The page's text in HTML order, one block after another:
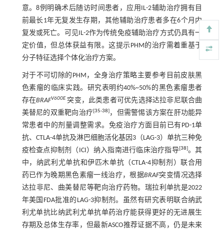
意。8例明确术后随访时间患者，应用IL-2辅助治疗拥有目
前最长1年无复发生存期，其他辅助治疗患者多在6个月内
复发或死亡。可见IL-2作为传统免疫辅助治疗方式仍具有一
定价值，但总体获益有限。这提示PHM的治疗需着重基于
分子特征选择个体化治疗方案。
对于不可切除的PHM，全身治疗策略主要参考目前皮肤黑
色素瘤的临床实践。研究表明约40%~50%的黑色素瘤患者
存在BRAFV600E 突变，此类患者可优先选择达拉非尼联合曲
美替尼的双重靶向治疗[35-38] ，但需警惕该方案在肝功能异
常患者中的剂量调整需求。免疫治疗方面目前已有PD-1单
抗、CTLA-4单抗及淋巴细胞活化基因3（LAG-3）单抗三种免
疫检查点抑制剂（ICI）纳入指南进行临床治疗指导[38]。其
中，纳武利尤单抗和伊匹木单抗（CTLA-4抑制剂）联合用
药已作为晚期黑色素瘤一线治疗，根据BRAF突变情况选择
达拉非尼、曲美替尼等靶向治疗药物。瑞拉利单抗是2022
年美国FDA批准的LAG-3抑制剂。虽然有研究表明联合纳武
利尤单抗比纳武利尤单抗单药治疗能获得更好的无进展生
存期及总体生存率，但最新ASCO推荐证据不高，仍是未来